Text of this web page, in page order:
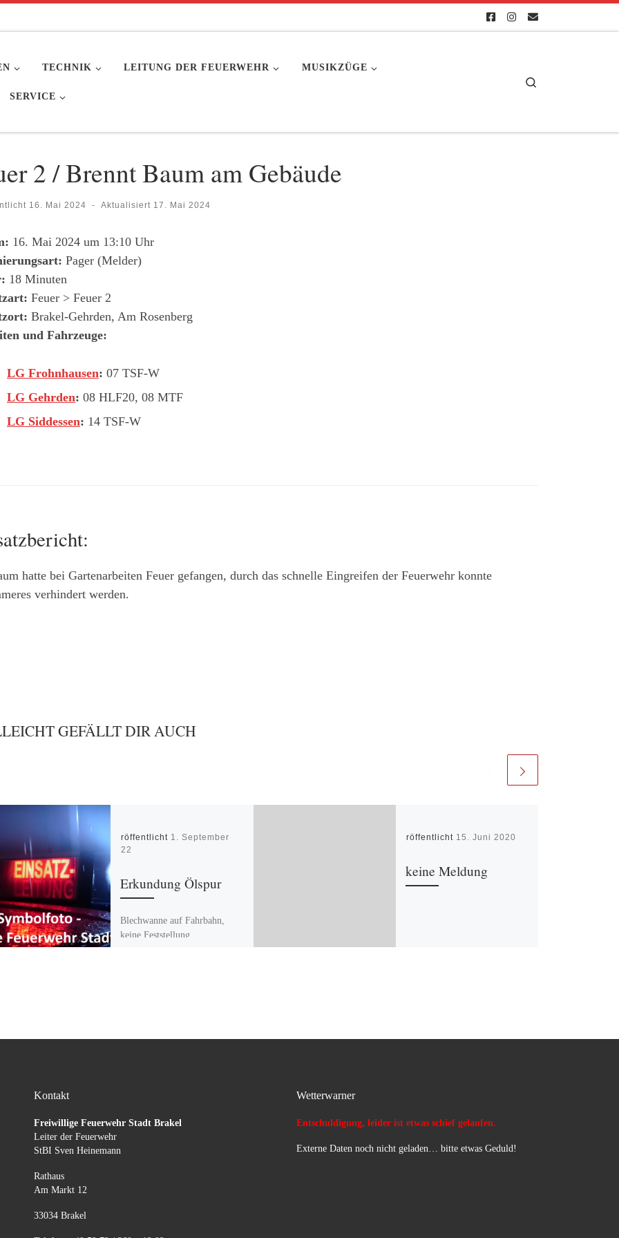
TECHNIK LEITUNG DER FEUERWEHR MUSIKZÜGE
SERVICE
2 / Brennt Baum am Gebäude
16. Mai 2024 - Aktualisiert 17. Mai 2024
16. Mai 2024 um 13:10 Uhr
Pager (Melder)
18 Minuten
Feuer > Feuer 2
Brakel-Gehrden, Am Rosenberg
und Fahrzeuge:
LG Frohnhausen: 07 TSF-W
LG Gehrden: 08 HLF20, 08 MTF
LG Siddessen: 14 TSF-W
hatte bei Gartenarbeiten Feuer gefangen, durch das schnelle Eingreifen der Feuerwehr konnte
verhindert werden.
GEFÄLLT DIR AUCH
Veröffentlicht 1. September
2022
Erkundung Ölspur
Blechwanne auf Fahrbahn,
keine Feststellung.
Veröffentlicht 15. Juni 2020
keine Meldung
Kontakt
Freiwillige Feuerwehr Stadt Brakel
Leiter der Feuerwehr
StBI Sven Heinemann
Rathaus
Am Markt 12
33034 Brakel
Wetterwarner
Entschuldigung, leider ist etwas schief gelaufen.
Externe Daten noch nicht geladen… bitte etwas Geduld!